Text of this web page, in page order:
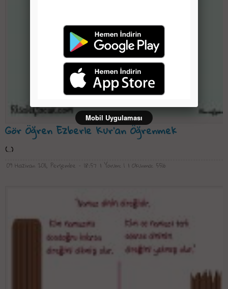
Gör Öğren Ezberle Kur'an Öğrenmek
(..)
09 Haziran 2011, Perşembe - 18:57 | Yorum: 1 | Okunma: 5516
Mobil Uygulaması